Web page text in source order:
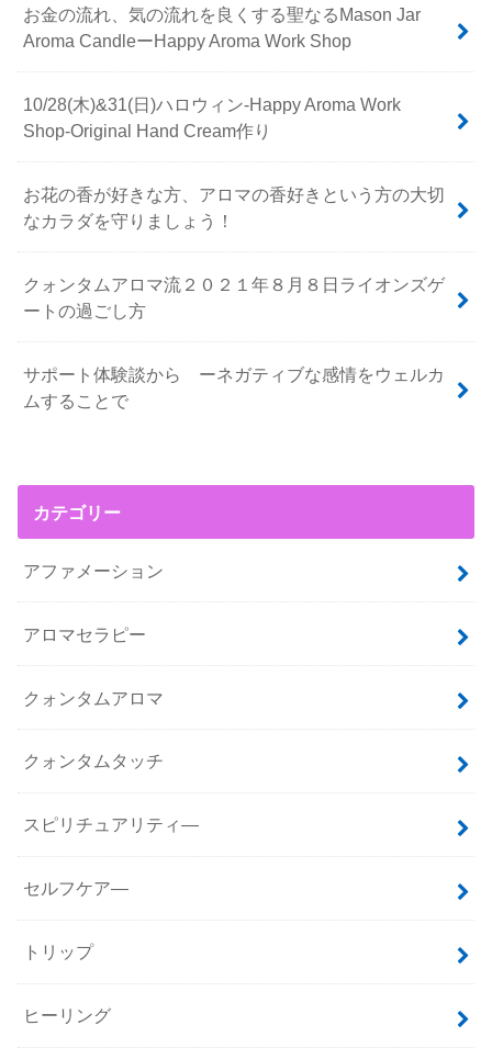
お金の流れ、気の流れを良くする聖なるMason Jar
Aroma CandleーHappy Aroma Work Shop
10/28(木)&31(日)ハロウィン-Happy Aroma Work
Shop-Original Hand Cream作り
お花の香が好きな方、アロマの香好きという方の大切
なカラダを守りましょう！
クォンタムアロマ流２０２１年８月８日ライオンズゲ
ートの過ごし方
サポート体験談から ーネガティブな感情をウェルカ
ムすることで
カテゴリー
アファメーション
アロマセラピー
クォンタムアロマ
クォンタムタッチ
スピリチュアリティ―
セルフケア―
トリップ
ヒーリング